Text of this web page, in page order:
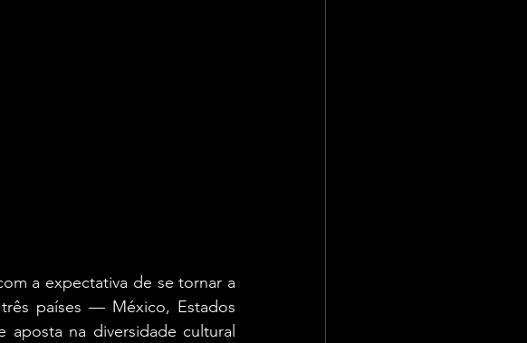
a expectativa de se tornar a
países — México, Estados
na diversidade cultural